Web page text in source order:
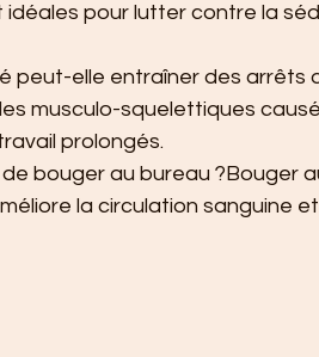
pour lutter contre la
peut-elle entraîner des arrêts
musculo-squelettiques
prolongés.
bouger au bureau ?Bouger
la circulation sanguine